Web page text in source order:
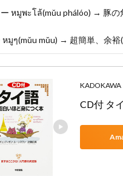
ー หมูพะโล้(mǔu phálóo) → 豚の
หมูๆ(mǔu mǔu) → 超簡単、余裕
KADOKAWA
CD付 タ